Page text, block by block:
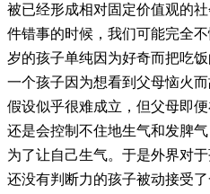
被已经形成相对固定价值观的
件错事的时候，我们可能完全
岁的孩子单纯因为好奇而把吃
一个孩子因为想看到父母恼火
假设似乎很难成立，但父母即
还是会控制不住地生气和发脾
为了让自己生气。于是外界对
还没有判断力的孩子被动接受